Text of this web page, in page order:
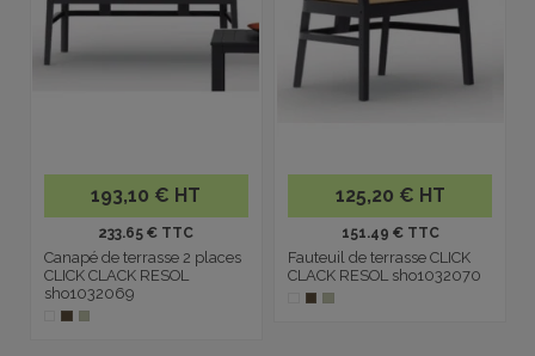
193,10 € HT
233.65 € TTC
Canapé de terrasse 2 places
CLICK CLACK RESOL
sho1032069
125,20 € HT
151.49 € TTC
Fauteuil de terrasse CLICK
CLACK RESOL sho1032070